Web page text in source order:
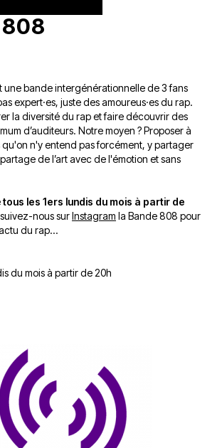
808
une bande intergénérationnelle de 3 fans
expert·es, juste des amoureus·es du rap.
la diversité du rap et faire découvrir des
d’auditeurs. Notre moyen ? Proposer à
n'y entend pas forcément, y partager
de l’art avec de l'émotion et sans
tous les 1ers lundis du mois à partir de
nous surInstagram la Bande 808 pour
du rap...
du mois à partir de 20h